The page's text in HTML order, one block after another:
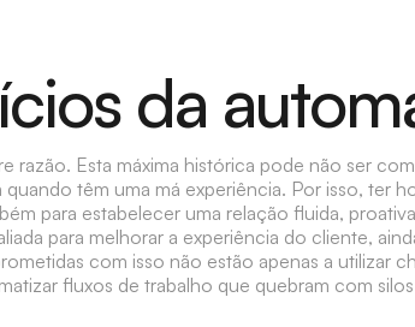
da
razão. Esta máxima histórica pode não ser
têm uma má experiência. Por isso, ter
para estabelecer uma relação fluida,
para melhorar a experiência do cliente,
com isso não estão apenas a utilizar
fluxos de trabalho que quebram com